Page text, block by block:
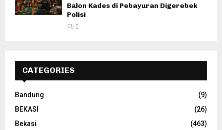
Balon Kades di Pebayuran Digerebek
Polisi
0
CATEGORIES
Bandung
(9)
BEKASI
(26)
Bekasi
(463)